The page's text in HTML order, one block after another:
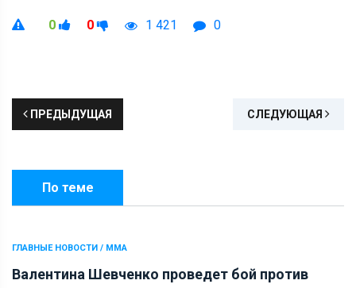
0 0 1 421 0
ПРЕДЫДУЩАЯ СЛЕДУЮЩАЯ
По теме
ГЛАВНЫЕ НОВОСТИ / ММА
Валентина Шевченко проведет бой против